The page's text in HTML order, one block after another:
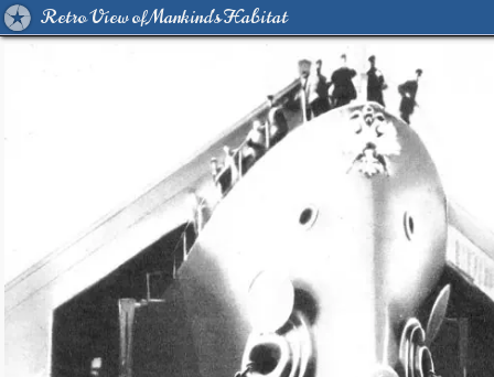
Retro View of Mankind's Habitat